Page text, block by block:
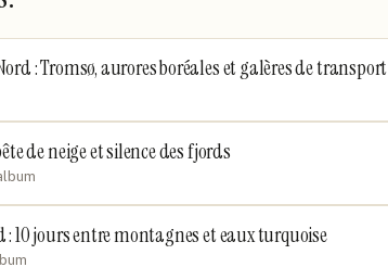
: Tromsø, aurores boréales et galères de transport
de neige et silence des fjords
: 10 jours entre montagnes et eaux turquoise